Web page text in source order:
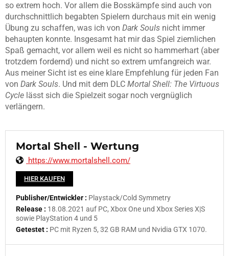
so extrem hoch. Vor allem die Bosskämpfe sind auch von
durchschnittlich begabten Spielern durchaus mit ein wenig
Übung zu schaffen, was ich von Dark Souls nicht immer
behaupten konnte. Insgesamt hat mir das Spiel ziemlichen
Spaß gemacht, vor allem weil es nicht so hammerhart (aber
trotzdem fordernd) und nicht so extrem umfangreich war.
Aus meiner Sicht ist es eine klare Empfehlung für jeden Fan
von Dark Souls. Und mit dem DLC Mortal Shell: The Virtuous
Cycle lässt sich die Spielzeit sogar noch vergnüglich
verlängern.
Mortal Shell - Wertung
https://www.mortalshell.com/
HIER KAUFEN
Publisher/Entwickler : Playstack/Cold Symmetry
Release : 18.08.2021 auf PC, Xbox One und Xbox Series X|S
sowie PlayStation 4 und 5
Getestet : PC mit Ryzen 5, 32 GB RAM und Nvidia GTX 1070.